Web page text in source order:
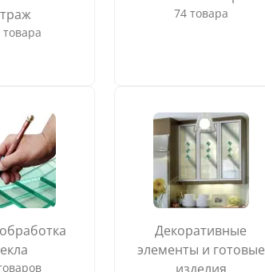
товара
74 товара
Декоративные
элементы и готовые